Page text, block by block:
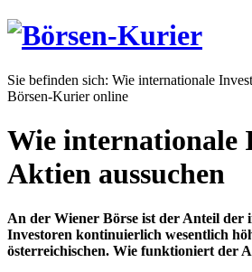
Sie befinden sich: Wie internationale
Börsen-Kurier online
Wie internationale
Aktien aussuchen
An der Wiener Börse ist der Anteil der
Investoren kontinuierlich wesentlich
österreichischen. Wie funktioniert der